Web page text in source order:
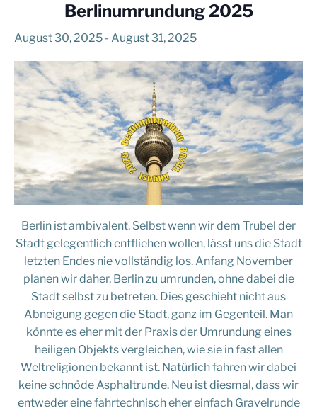
Berlinumrundung 2025
August 30, 2025 - August 31, 2025
Berlin ist ambivalent. Selbst wenn wir dem Trubel der
Stadt gelegentlich entfliehen wollen, lässt uns die Stadt
letzten Endes nie vollständig los. Anfang November
planen wir daher, Berlin zu umrunden, ohne dabei die
Stadt selbst zu betreten. Dies geschieht nicht aus
Abneigung gegen die Stadt, ganz im Gegenteil. Man
könnte es eher mit der Praxis der Umrundung eines
heiligen Objekts vergleichen, wie sie in fast allen
Weltreligionen bekannt ist. Natürlich fahren wir dabei
keine schnöde Asphaltrunde. Neu ist diesmal, dass wir
entweder eine fahrtechnisch eher einfach Gravelrunde